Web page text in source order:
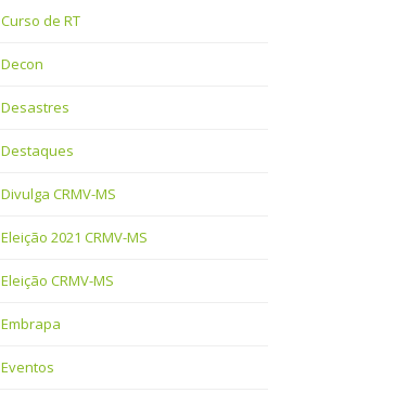
Curso de RT
Decon
Desastres
Destaques
Divulga CRMV-MS
Eleição 2021 CRMV-MS
Eleição CRMV-MS
Embrapa
Eventos